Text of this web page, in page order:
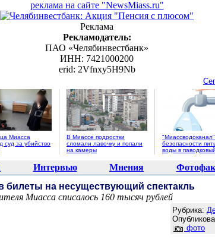
реклама на сайте "NewsMiass.ru"
Реклама
Рекламодатель:
ПАО «Челябинвестбанк»
ИНН: 7421000200
erid: 2Vfnxy5H9Nb
Миасса
суд за убийство
В Миассе подростки
сломали лавочку и попали
на камеры
безопасности
воды в
Интервью Мнения
билеты на несуществующий спектакль
Миасса списалось 160 тысяч рублей
Рубрика:
фото